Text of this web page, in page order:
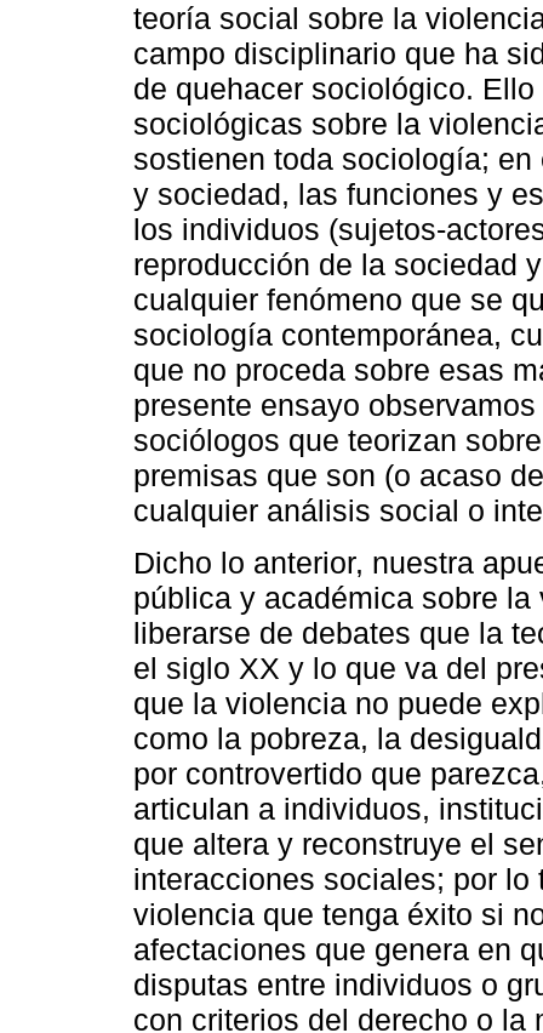
teoría social sobre la
campo disciplinario que ha
de quehacer sociológico.
sociológicas sobre la
sostienen toda sociología;
y sociedad, las funciones y
los individuos (sujetos-
reproducción de la sociedad
cualquier fenómeno que se
sociología contemporánea,
que no proceda sobre esas
presente ensayo
sociólogos que teorizan
premisas que son (o acaso
cualquier análisis social o
Dicho lo anterior, nuestra
pública y académica sobre
liberarse de debates que la
el siglo XX y lo que va del
que la violencia no puede
como la pobreza, la
por controvertido que
articulan a individuos,
que altera y reconstruye el
interacciones sociales; por
violencia que tenga éxito si
afectaciones que genera en
disputas entre individuos o
con criterios del derecho o la